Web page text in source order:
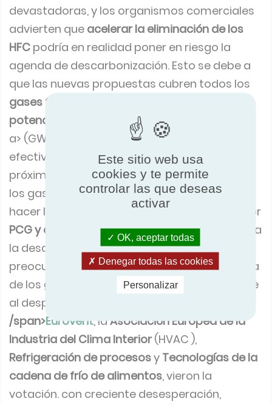
devastadoras, y los organismos comerciales
advierten que acelerar la eliminación de los
HFC podría en realidad poner en riesgo la
agenda de descarbonización. Esto se debe a
que las nuevas propuestas cubren todos los
gases fluorados
potencial de calentamiento global
a> (GWP), lo que dará lugar a la prohibición
efectiva de varias bombas de calor en los
próximos 3 a 5 años. La industria había visto
los gases F de bajoPCGcomo una forma de
hacer la transición desde productos de mayor
PCG y combustibles fósiles.en el camino hacia
la descarbonización. Existe una gran
preocupación de que la eliminación acelerada
de los gases fluoradosafecte negativamente
al despliegue de las
/span>Eurovent, laAsociación Europea de la
Industria del Clima Interior(HVAC ),
Refrigeración de procesosy Tecnologías de la
cadena de frío de alimentos, vieron la
votación. con creciente desesperación,
Este sitio web usa
cookies y te permite
controlar las que deseas
activar
OK, aceptar todas
Denegar todas las cookies
Personalizar